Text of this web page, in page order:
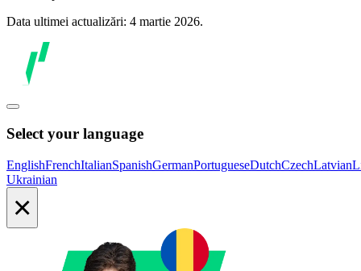
Data ultimei actualizări: 4 martie 2026.
Select your language
EnglishFrenchItalianSpanishGermanPortugueseDutchCzechLatvian
Ukrainian
×